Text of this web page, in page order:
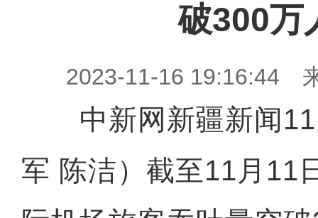
破300万
2023-11-16 19:16:44
中新网新疆新闻11
军 陈洁）截至11月11